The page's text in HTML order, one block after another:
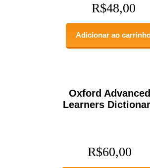
R$48,00
Adicionar ao
Oxford Advanced
Learners
R$60,00